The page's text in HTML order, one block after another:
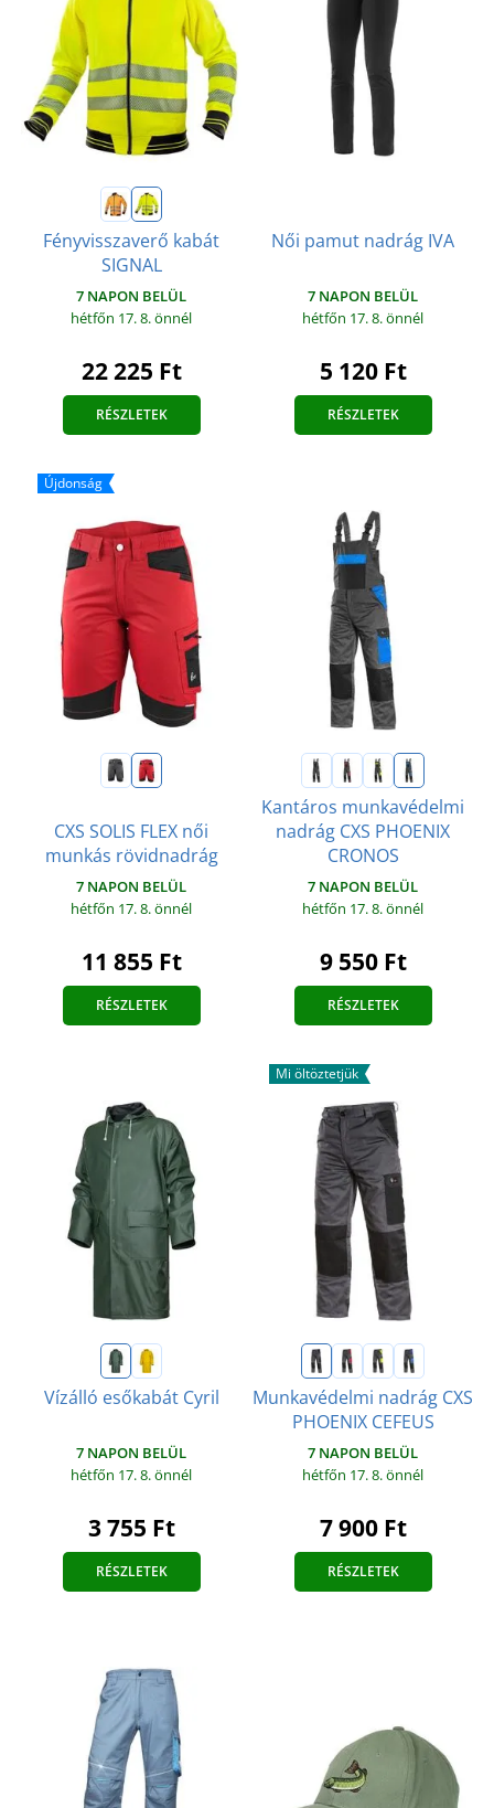
Fényvisszaverő kabát
SIGNAL
7 NAPON BELÜL
hétfőn 17. 8.önnél
22 225 Ft
RÉSZLETEK
Női pamut nadrág IVA
7 NAPON BELÜL
hétfőn 17. 8.önnél
5 120 Ft
RÉSZLETEK
Újdonság
CXS SOLIS FLEX női
munkás rövidnadrág
7 NAPON BELÜL
hétfőn 17. 8.önnél
11 855 Ft
RÉSZLETEK
Kantáros munkavédelmi
nadrág CXS PHOENIX
CRONOS
7 NAPON BELÜL
hétfőn 17. 8.önnél
9 550 Ft
RÉSZLETEK
Vízálló esőkabát Cyril
7 NAPON BELÜL
hétfőn 17. 8.önnél
3 755 Ft
RÉSZLETEK
Mi öltöztetjük
Munkavédelmi nadrág CXS
PHOENIX CEFEUS
7 NAPON BELÜL
hétfőn 17. 8.önnél
7 900 Ft
RÉSZLETEK